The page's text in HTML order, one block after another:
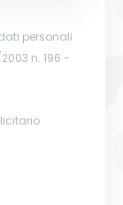
personali
n. 196 -